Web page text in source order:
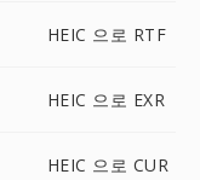
HEIC 으로 RTF
HEIC 으로 EXR
HEIC 으로 CUR